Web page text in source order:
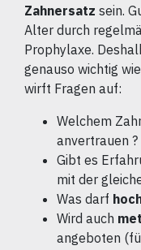
Zahnersatz sein.
Alter durch
Prophylaxe.
genauso wichtig
wirft Fragen auf:
Welchem
anvertrauen ?
Gibt es
mit der
Was darf
Wird auch
angeboten